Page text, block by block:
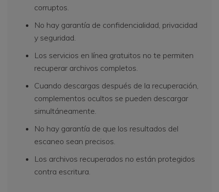
corruptos.
No hay garantía de confidencialidad, privacidad
y seguridad.
Los servicios en línea gratuitos no te permiten
recuperar archivos completos.
Cuando descargas después de la recuperación,
complementos ocultos se pueden descargar
simultáneamente.
No hay garantía de que los resultados del
escaneo sean precisos.
Los archivos recuperados no están protegidos
contra escritura.